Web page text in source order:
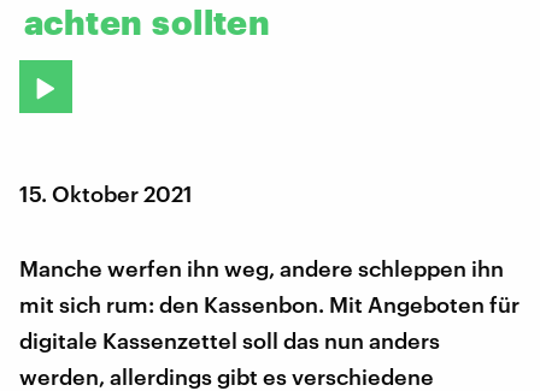
achten sollten
15. Oktober 2021
Manche werfen ihn weg, andere schleppen ihn
mit sich rum: den Kassenbon. Mit Angeboten für
digitale Kassenzettel soll das nun anders
werden, allerdings gibt es verschiedene